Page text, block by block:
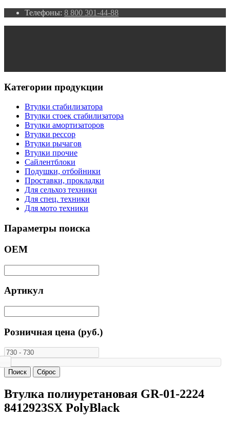
Телефоны: 8 800 301-44-88
Категории продукции
Втулки стабилизатора
Втулки стоек стабилизатора
Втулки амортизаторов
Втулки рессор
Втулки рычагов
Втулки прочие
Сайлентблоки
Подушки, отбойники
Проставки, прокладки
Для сельхоз техники
Для спец. техники
Для мото техники
Параметры поиска
ОЕМ
Артикул
Розничная цена (руб.)
Втулка полиуретановая GR-01-2224
8412923SX PolyBlack